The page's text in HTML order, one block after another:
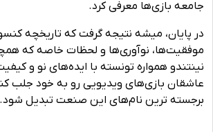
جامعه بازی‌ها معرفی کرد.
در پایان، میشه نتیجه گرفت که تاریخچه
موفقیت‌ها، نوآوری‌ها و لحظات خاصه که
نینتندو همواره تونسته با ایده‌های نو و
عاشقان بازی‌های ویدیویی رو به خود جلب
برجسته ‌ترین نام‌های این صنعت تبدیل شود.